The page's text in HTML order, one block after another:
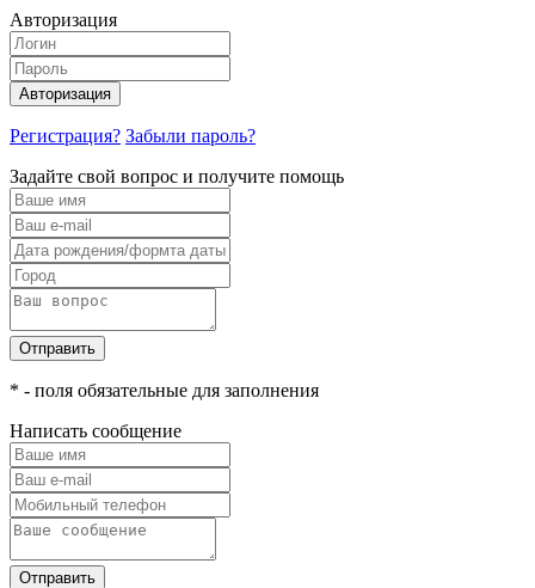
Авторизация
Авторизация
Регистрация? Забыли пароль?
Задайте свой вопрос и получите помощь
Отправить
* - поля обязательные для заполнения
Написать сообщение
Отправить